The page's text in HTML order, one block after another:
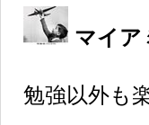
マイア
勉強以外も